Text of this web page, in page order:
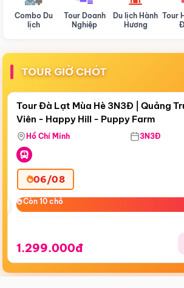
Combo Du
lịch
Tour Doanh
Nghiệp
Du lịch Hành
Hương
Tour
TOUR GIỜ CHÓT
Còn17:39:57
Tour Đà Lạt Mùa Hè 3N3Đ | Quảng
Viên - Happy Hill - Puppy Farm
Hồ Chí Minh 3N3Đ
06/08
Còn 10 chỗ
Còn 10 chỗ
1.299.000đ